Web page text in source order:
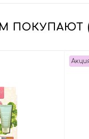
ПОКУПАЮТ